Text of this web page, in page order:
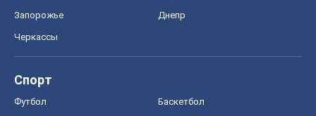
Запорожье Днепр
Черкассы
Спорт
Футбол Баскетбол